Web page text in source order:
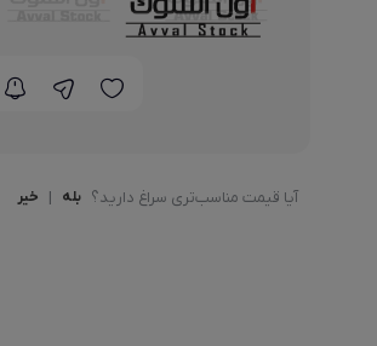
آیا قیمت مناسب‌تری سراغ دارید؟ بله | خیر